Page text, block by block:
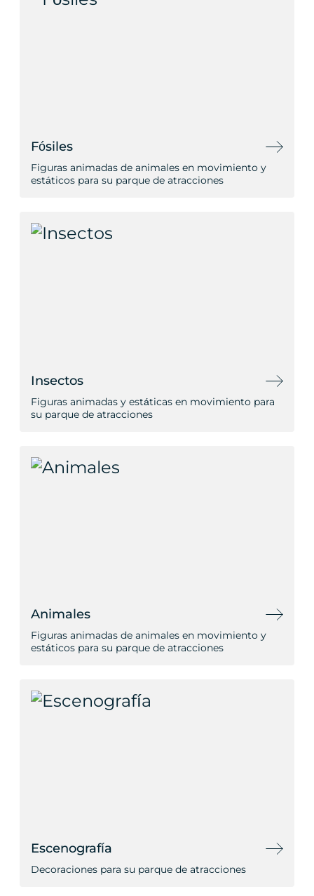
Fósiles
Figuras animadas de animales en movimiento y
estáticos para su parque de atracciones
Insectos
Figuras animadas y estáticas en movimiento para
su parque de atracciones
Animales
Figuras animadas de animales en movimiento y
estáticos para su parque de atracciones
Escenografía
Decoraciones para su parque de atracciones